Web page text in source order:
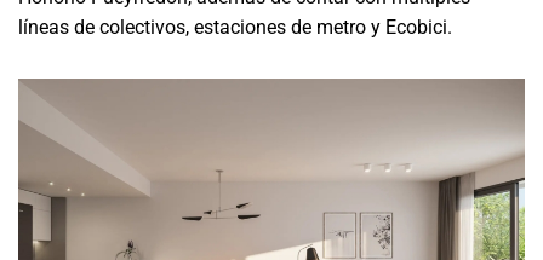
líneas de colectivos, estaciones de metro y Ecobici.